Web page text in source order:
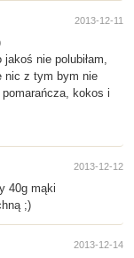
2013-12-11
nie polubiłam,
nic z tym bym nie
kokos i
2013-12-12
40g mąki
;)
2013-12-14